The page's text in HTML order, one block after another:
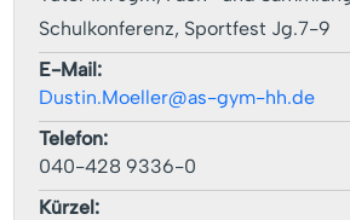
Schulkonferenz, Sportfest Jg.7-9
E-Mail:
Dustin.Moeller@as-gym-hh.de
Telefon:
040-428 9336-0
Kürzel: